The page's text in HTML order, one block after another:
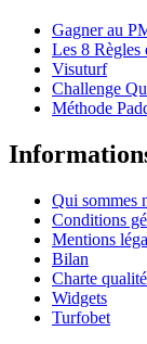
Gagner au
Les 8 Règles
Visuturf
Challenge
Méthode
Qui sommes
Conditions
Mentions
Bilan
Charte qualité
Widgets
Turfobet